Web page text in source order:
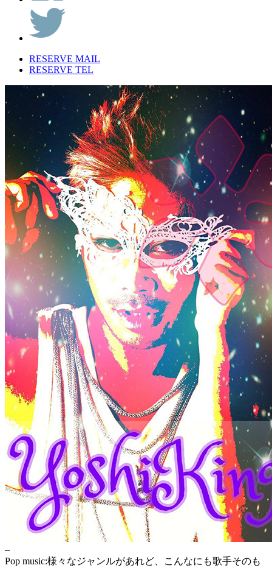
RESERVE MAIL
RESERVE TEL
–
Pop music:様々なジャンルがあれど、こんなにも歌手そのも